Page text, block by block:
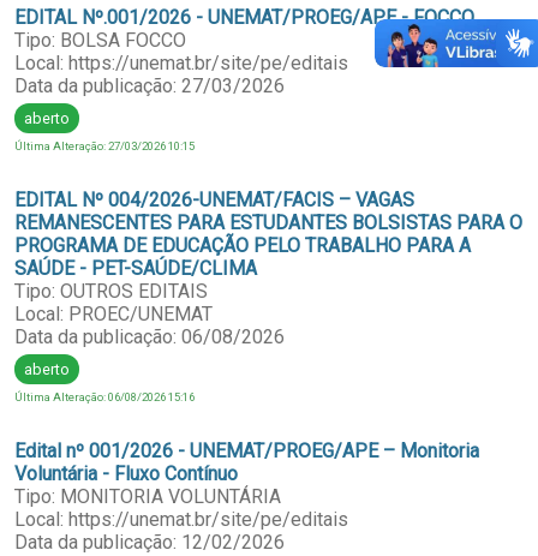
EDITAL Nº.001/2026 - UNEMAT/PROEG/APE - FOCCO
Tipo: BOLSA FOCCO
Local: https://unemat.br/site/pe/editais
Data da publicação: 27/03/2026
aberto
Última Alteração: 27/03/2026 10:15
EDITAL Nº 004/2026-UNEMAT/FACIS – VAGAS
REMANESCENTES PARA ESTUDANTES BOLSISTAS PARA O
PROGRAMA DE EDUCAÇÃO PELO TRABALHO PARA A
SAÚDE - PET-SAÚDE/CLIMA
Tipo: OUTROS EDITAIS
Local: PROEC/UNEMAT
Data da publicação: 06/08/2026
aberto
Última Alteração: 06/08/2026 15:16
Edital nº 001/2026 - UNEMAT/PROEG/APE – Monitoria
Voluntária - Fluxo Contínuo
Tipo: MONITORIA VOLUNTÁRIA
Local: https://unemat.br/site/pe/editais
Data da publicação: 12/02/2026